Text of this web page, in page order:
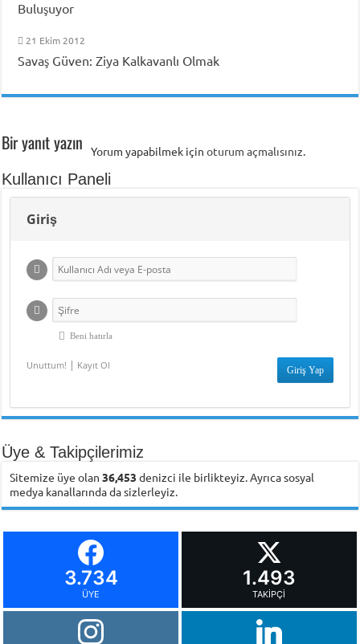
Buluşuyor
21 Ekim 2012
Savaş Güven: Ziya Kalkavanlı Olmak
Bir yanıt yazın Yorum yapabilmek içinoturum açmalısınız
Kullanıcı Paneli
Giriş
Beni hatırla
Unuttum! | Kayıt Ol
Üye & Takipçilerimiz
Sitemize üye olan36,453 denizci ile birlikteyiz. Ayrıca sosyal
medya kanallarında da sizlerleyiz.
3.734
ÜYE
1.493
TAKIPÇI